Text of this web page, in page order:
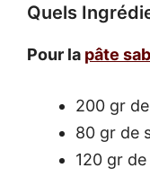
Quels
Pour la pâte
200 gr
80 gr de
120 gr